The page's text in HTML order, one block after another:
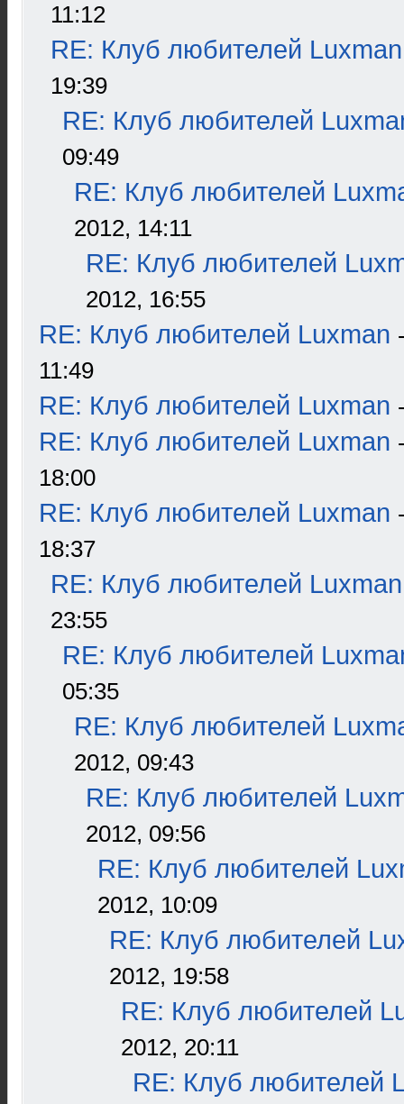
11:12
RE: Клуб любителей Luxman
19:39
RE: Клуб любителей
09:49
RE: Клуб любителей
2012, 14:11
RE: Клуб любителей
2012, 16:55
RE: Клуб любителей Luxman
11:49
RE: Клуб любителей Luxman
RE: Клуб любителей Luxman
18:00
RE: Клуб любителей Luxman
18:37
RE: Клуб любителей Luxman
23:55
RE: Клуб любителей
05:35
RE: Клуб любителей
2012, 09:43
RE: Клуб любителей
2012, 09:56
RE: Клуб любителей
2012, 10:09
RE: Клуб любителей
2012, 19:58
RE: Клуб любителей
2012, 20:11
RE: Клуб любителей